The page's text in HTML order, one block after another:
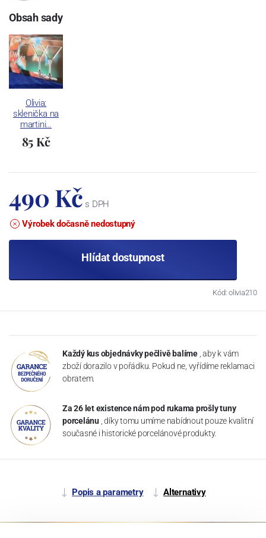
Obsah sady
Olivia:
sklenička na
martini…
85 Kč
490 Kč s DPH
Výrobek dočasně nedostupný
Hlídat dostupnost
Kód: olivia210
Každý kus objednávky pečlivě balíme , aby k vám
zboží dorazilo v pořádku. Pokud ne, vyřídíme reklamaci
obratem.
Za 26 let existence nám pod rukama prošly tuny
porcelánu , díky tomu umíme nabídnout pouze kvalitní
současné i historické porcelánové produkty.
Popis a parametry Alternativy